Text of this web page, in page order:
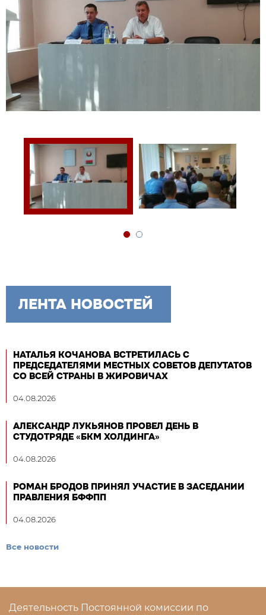
ЛЕНТА НОВОСТЕЙ
НАТАЛЬЯ КОЧАНОВА ВСТРЕТИЛАСЬ С
ПРЕДСЕДАТЕЛЯМИ МЕСТНЫХ СОВЕТОВ ДЕПУТАТОВ
СО ВСЕЙ СТРАНЫ В ЖИРОВИЧАХ
04.08.2026
АЛЕКСАНДР ЛУКЬЯНОВ ПРОВЕЛ ДЕНЬ В
СТУДОТРЯДЕ «БКМ ХОЛДИНГА»
04.08.2026
РОМАН БРОДОВ ПРИНЯЛ УЧАСТИЕ В ЗАСЕДАНИИ
ПРАВЛЕНИЯ БФФПП
04.08.2026
Все новости
Деятельность Постоянной комиссии по